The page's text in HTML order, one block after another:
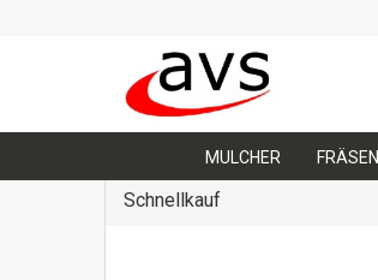
MULCHER FRÄSEN
Schnellkauf